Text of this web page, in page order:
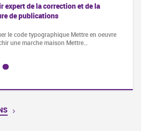
expert de la correction et de la
de publications
le code typographique Mettre en oeuvre
une marche maison Mettre…